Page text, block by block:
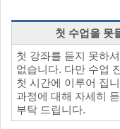
첫 수업을 못
첫 강좌를 듣지 못하
없습니다. 다만 수업
첫 시간에 이루어 집
과정에 대해 자세히
부탁 드립니다.